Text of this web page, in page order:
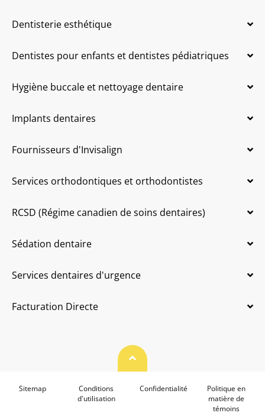
Dentisterie esthétique
Dentistes pour enfants et dentistes pédiatriques
Hygiène buccale et nettoyage dentaire
Implants dentaires
Fournisseurs d'Invisalign
Services orthodontiques et orthodontistes
RCSD (Régime canadien de soins dentaires)
Sédation dentaire
Services dentaires d'urgence
Facturation Directe
Haut de page
Sitemap
Conditions
d'utilisation
Confidentialité
Politique en
matière de
témoins